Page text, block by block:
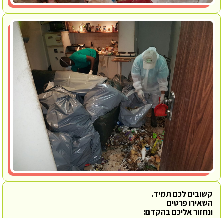
קשובים לכם תמיד.
השאירו פרטים
ונחזור אליכם בהקדם: